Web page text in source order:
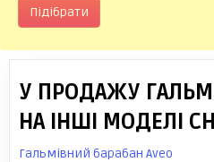
Підібрати
У ПРОДАЖУ
НА ІНШІ МОДЕЛІ
Гальмівний барабан Aveo